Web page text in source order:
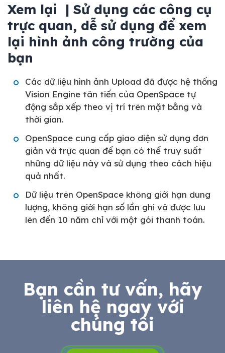
Xem lại | Sử dụng các công cụ
trực quan, dễ sử dụng để xem
lại hình ảnh công trường của
bạn
Các dữ liệu hình ảnh Upload đã được hệ thống
Vision Engine tân tiến của OpenSpace tự
động sắp xếp theo vị trí trên mặt bằng và
thời gian.
OpenSpace cung cấp giao diện sử dụng đơn
giản và trực quan để bạn có thể truy suất
những dữ liệu này và sử dụng theo cách hiệu
quả nhất.
Dữ liệu trên OpenSpace không giới hạn dung
lượng, không giới hạn số lần ghi và được lưu
lên đến 10 năm chỉ với một gói thanh toán.
Bạn cần tư vấn, hãy
liên hệ ngay với
chúng tôi